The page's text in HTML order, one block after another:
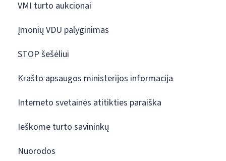
VMI turto aukcionai
Įmonių VDU palyginimas
STOP šešėliui
Krašto apsaugos ministerijos informacija
Interneto svetainės atitikties paraiška
Ieškome turto savininkų
Nuorodos